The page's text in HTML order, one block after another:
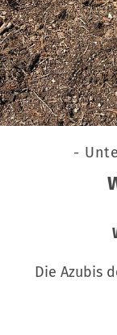
-
Die Azubis